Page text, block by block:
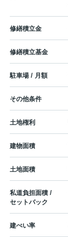
修繕積立金
修繕積立基金
駐車場 / 月額
その他条件
土地権利
建物面積
土地面積
私道負担面積 /
セットバック
建ぺい率